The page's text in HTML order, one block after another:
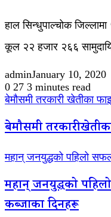
हाल सिन्धुपाल्चोक
कूल २२ हजार २६६
adminJanuary 10, 2020
0 27 3 minutes read
बेमौसमी तरकारी खेतीका
बेमौसमी तरकारी
महान् जनयुद्धको पहिलो
महान् जनयुद्धको
कब्जाका दिनहरू